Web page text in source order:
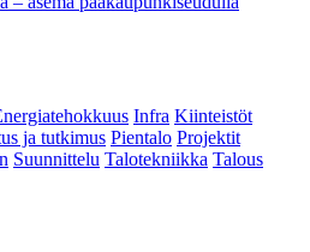
Infra Kiinteistöt
ja tutkimus Pientalo Projektit
Suunnittelu Talotekniikka Talous